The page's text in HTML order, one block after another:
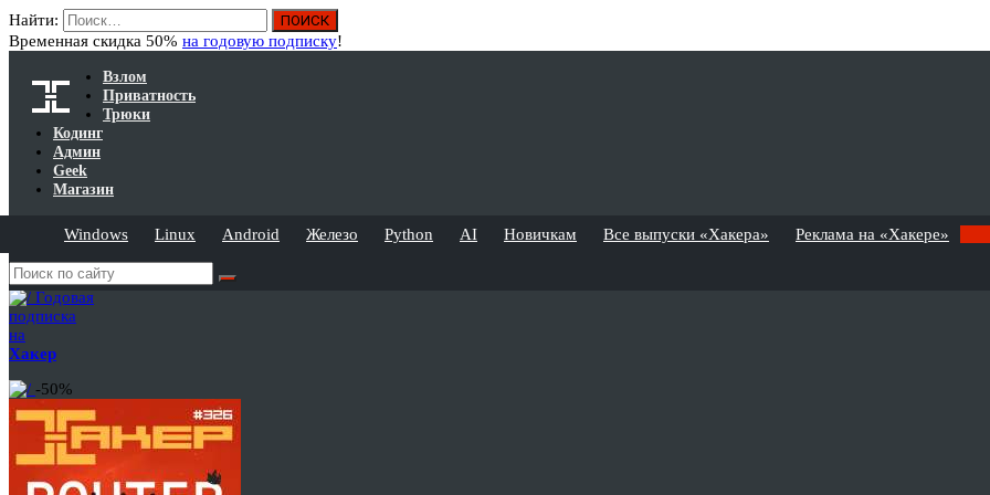
Найти:
Временная скидка 50% на годовую подписку!
Взлом
Приватность
Трюки
Кодинг
Админ
Geek
Магазин
Windows Linux Android Железо Python AI Новичкам Все выпуски «Хакера» Реклама на «Хакере»
Годовая
подписка
на
Хакер
-50%